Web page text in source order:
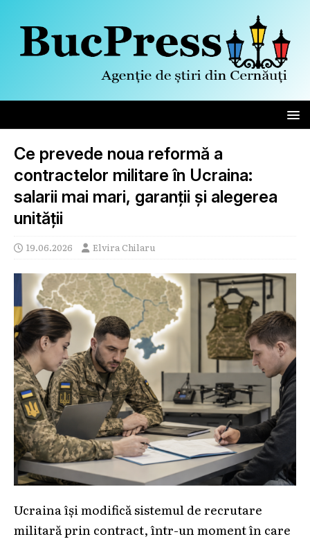
Ce prevede noua reformă a
contractelor militare în Ucraina:
salarii mai mari, garanții și alegerea
unității
19.06.2026 Elvira Chilaru
Ucraina își modifică sistemul de recrutare
militară prin contract, într-un moment în care